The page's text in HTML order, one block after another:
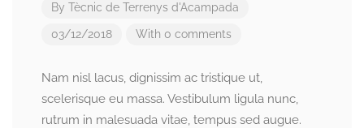
By Tècnic de Terrenys d'Acampada
03/12/2018 With 0 comments
Nam nisl lacus, dignissim ac tristique ut,
scelerisque eu massa. Vestibulum ligula nunc,
rutrum in malesuada vitae, tempus sed augue.